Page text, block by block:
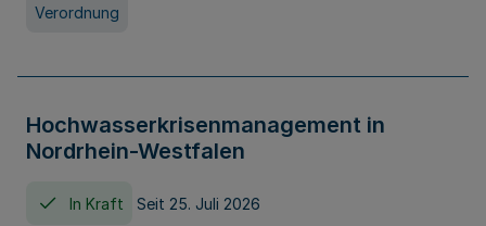
Verordnung
Hochwasserkrisenmanagement in
Nordrhein-Westfalen
In Kraft Seit 25. Juli 2026